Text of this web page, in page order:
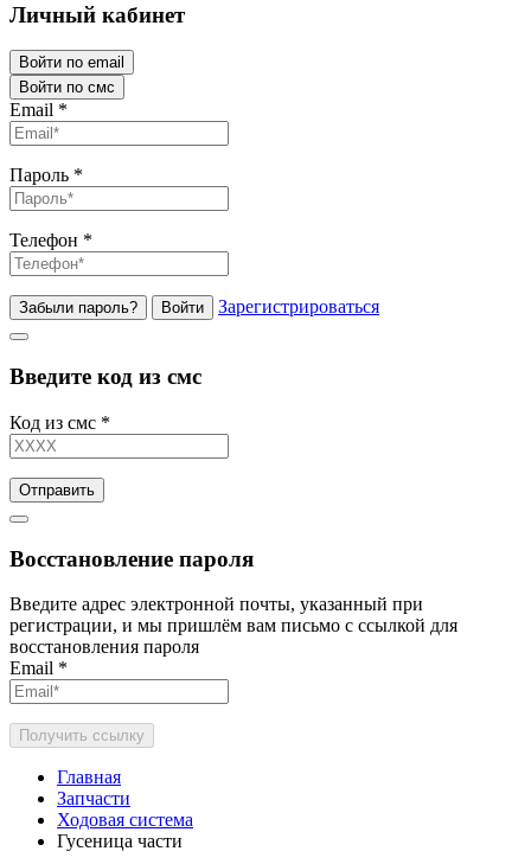
Личный кабинет
Войти по email
Войти по смс
Email *
Пароль *
Телефон *
Забыли пароль? Войти Зарегистрироваться
Введите код из смс
Код из смс *
Отправить
Восстановление пароля
Введите адрес электронной почты, указанный при
регистрации, и мы пришлём вам письмо с ссылкой для
восстановления пароля
Email *
Получить ссылку
Главная
Запчасти
Ходовая система
Гусеница части